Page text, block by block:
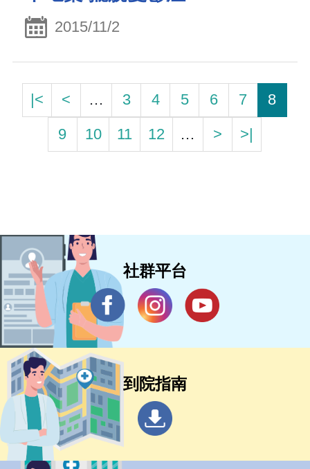
2015/11/2
|< < … 3 4 5 6 7
8
9
10 11 12 … > >|
社群平台
到院指南